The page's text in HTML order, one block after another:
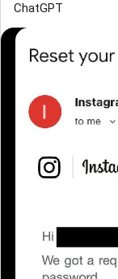
ChatGPT